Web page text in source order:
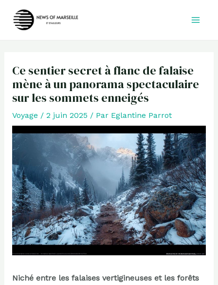
Ce sentier secret à flanc de falaise
mène à un panorama spectaculaire
sur les sommets enneigés
Voyage / 2 juin 2025 / Par Eglantine Parrot
Niché entre les falaises vertigineuses et les forêts